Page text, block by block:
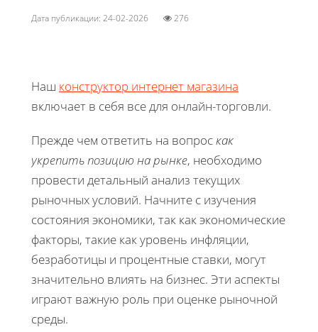
Дата публикации: 24-02-2026 276
Наш конструктор интернет магазина
включает в себя все для онлайн-торговли.
Прежде чем ответить на вопроскак
укрепить позицию на рынке, необходимо
провести детальный анализ текущих
рыночных условий. Начните с изучения
состояния экономики, так как экономические
факторы, такие как уровень инфляции,
безработицы и процентные ставки, могут
значительно влиять на бизнес. Эти аспекты
играют важную роль при оценке рыночной
среды.